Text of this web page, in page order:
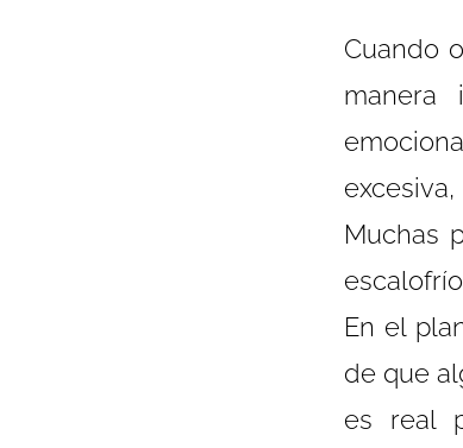
Cuando
manera
Muchas
En el
de que
es real